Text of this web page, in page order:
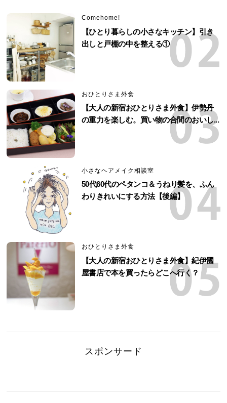
Comehome!
【ひとり暮らしの小さなキッチン】引き
出しと戸棚の中を整える①
おひとりさま外食
【大人の新宿おひとりさま外食】伊勢丹
の重力を楽しむ。買い物の合間のおいし...
小さなヘアメイク相談室
50代60代のペタンコ＆うねり髪を、ふん
わりきれいにする方法【後編】
おひとりさま外食
【大人の新宿おひとりさま外食】紀伊國
屋書店で本を買ったらどこへ行く？
スポンサード